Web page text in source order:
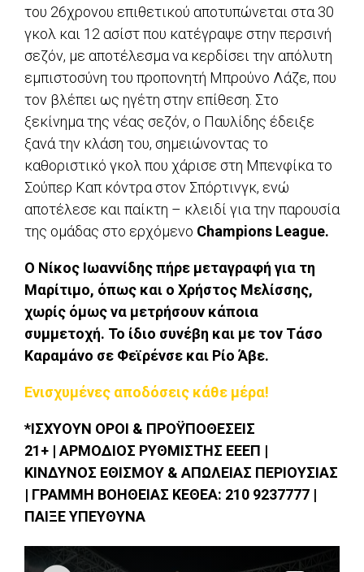
του 26χρονου επιθετικού αποτυπώνεται στα 30
γκολ και 12 ασίστ που κατέγραψε στην περσινή
σεζόν, με αποτέλεσμα να κερδίσει την απόλυτη
εμπιστοσύνη του προπονητή Μπρούνο Λάζε, που
τον βλέπει ως ηγέτη στην επίθεση. Στο
ξεκίνημα της νέας σεζόν, ο Παυλίδης έδειξε
ξανά την κλάση του, σημειώνοντας το
καθοριστικό γκολ που χάρισε στη Μπενφίκα το
Σούπερ Καπ κόντρα στον Σπόρτινγκ, ενώ
αποτέλεσε και παίκτη – κλειδί για την παρουσία
της ομάδας στο ερχόμενο Champions League.
Ο Νίκος Ιωαννίδης πήρε μεταγραφή για τη
Μαρίτιμο, όπως και ο Χρήστος Μελίσσης,
χωρίς όμως να μετρήσουν κάποια
συμμετοχή. Το ίδιο συνέβη και με τον Τάσο
Καραμάνο σε Φεϊρένσε και Ρίο Άβε.
Ενισχυμένες αποδόσεις κάθε μέρα!
*ΙΣΧΥΟΥΝ ΟΡΟΙ & ΠΡΟΫΠΟΘΕΣΕΙΣ
21+ | ΑΡΜΟΔΙΟΣ ΡΥΘΜΙΣΤΗΣ ΕΕΕΠ |
ΚΙΝΔΥΝΟΣ ΕΘΙΣΜΟΥ & ΑΠΩΛΕΙΑΣ ΠΕΡΙΟΥΣΙΑΣ
| ΓΡΑΜΜΗ ΒΟΗΘΕΙΑΣ ΚΕΘΕΑ: 210 9237777 |
ΠΑΙΞΕ ΥΠΕΥΘΥΝΑ